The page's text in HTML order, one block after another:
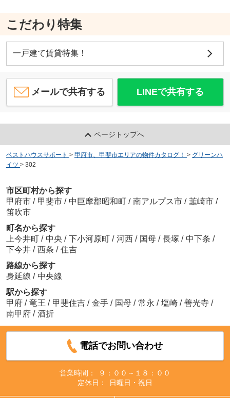
こだわり特集
一戸建て賃貸特集！
メールで共有する LINEで共有する
ページトップへ
ベストハウスサポート > 甲府市、甲斐市エリアの物件カタログ！ > グリーンハ
イツ > 302
市区町村から探す
甲府市 / 甲斐市 / 中巨摩郡昭和町 / 南アルプス市 / 韮崎市 /
笛吹市
町名から探す
上今井町 / 中央 / 下小河原町 / 河西 / 国母 / 長塚 / 中下条 /
下今井 / 西条 / 住吉
路線から探す
身延線 / 中央線
駅から探す
甲府 / 竜王 / 甲斐住吉 / 金手 / 国母 / 常永 / 塩崎 / 善光寺 /
南甲府 / 酒折
電話でお問い合わせ
営業時間：
９：００～１８：００
定休日：
日曜日・祝日